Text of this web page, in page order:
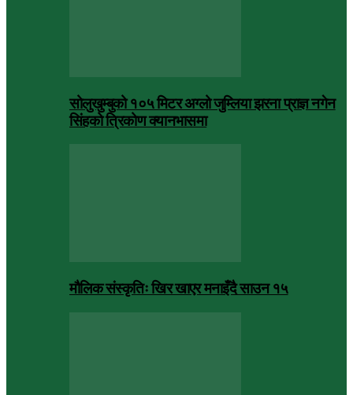
सोलुखुम्बुको १०५ मिटर अग्लो जुम्लिया झरना प्राज्ञ नगेन
सिंहको त्रिकोण क्यानभासमा
मौलिक संस्कृतिः खिर खाएर मनाइँदै साउन १५